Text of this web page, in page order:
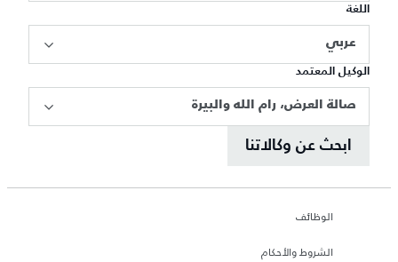
اللغة
عربي
الوكيل المعتمد
صالة العرض، رام الله والبيرة
ابحث عن وكالاتنا
الوظائف
الشروط والأحكام